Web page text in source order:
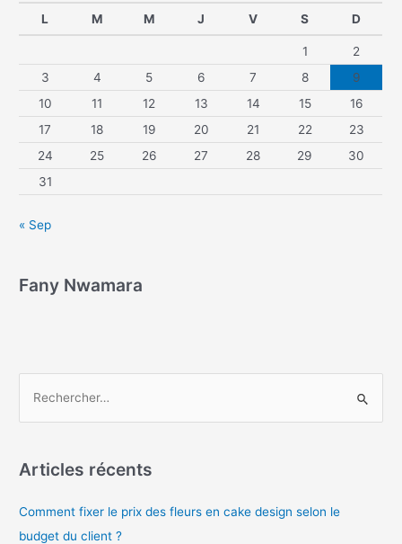
L M M J V S D
1
2
3
4 5 6 7 8
9
10
11 12 13 14 15
16
17
18 19 20 21 22
23
24
25 26 27 28 29
30
31
« Sep
Fany Nwamara
Articles récents
Comment fixer le prix des fleurs en cake design selon le
budget du client ?